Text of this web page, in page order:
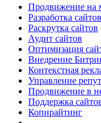
Продвижение на
Разработка сайтов
Раскрутка сайтов
Аудит сайтов
Оптимизация
Внедрение
Контекстная
Управление
Продвижение в
Поддержка
Копирайтинг